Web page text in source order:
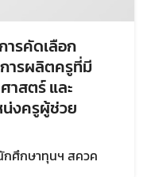
ารคัดเลือก
ารผลิตครูที่มี
าสตร์ และ
งครูผู้ช่วย
กศึกษาทุนฯ สควค